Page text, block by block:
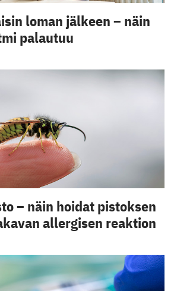
loman jälkeen – näin
palautuu
– näin hoidat pistoksen
allergisen reaktion